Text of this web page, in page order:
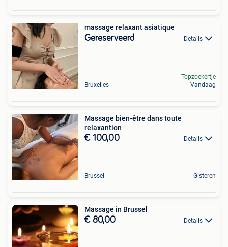
massage relaxant asiatique
Gereserveerd Details
Bruxelles
Topzoekertje
Vandaag
Massage bien-être dans toute
relaxantion
€ 100,00 Details
Brussel Gisteren
Massage in Brussel
€ 80,00 Details